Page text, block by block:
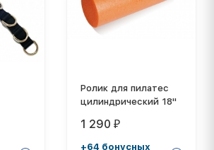
Ролик для пилатес
цилиндрический 18"
1 290 ₽
+64 бонусных